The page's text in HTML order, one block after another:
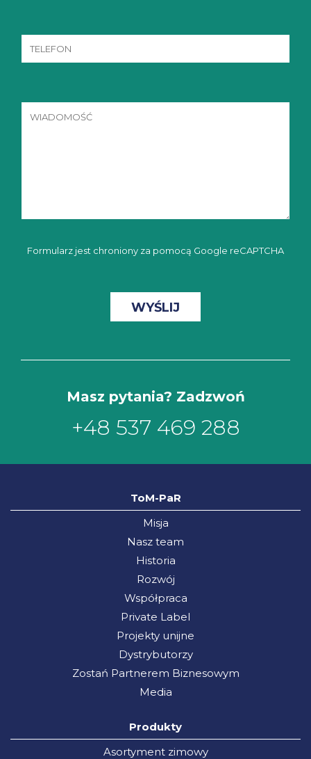
Formularz jest chroniony za pomocą Google reCAPTCHA
Masz pytania? Zadzwoń
+48 537 469 288
ToM-PaR
Misja
Nasz team
Historia
Rozwój
Współpraca
Private Label
Projekty unijne
Dystrybutorzy
Zostań Partnerem Biznesowym
Media
Produkty
Asortyment zimowy